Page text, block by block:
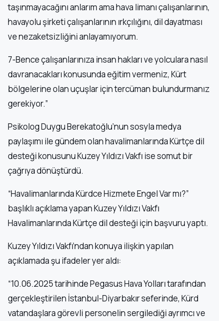
taşınmayacağını anlarım ama hava limanı çalışanlarının,
havayolu şirketi çalışanlarının ırkçılığını, dil dayatması
ve nezaketsizliğini anlayamıyorum.
7-Bence çalışanlarınıza insan hakları ve yolculara nasıl
davranacakları konusunda eğitim vermeniz, Kürt
bölgelerine olan uçuşlar için tercüman bulundurmanız
gerekiyor.”
Psikolog Duygu Berekatoğlu’nun sosyla medya
paylaşımı ile gündem olan havalimanlarında Kürtçe dil
desteği konusunu Kuzey Yıldızı Vakfı ise somut bir
çağrıya dönüştürdü.
“Havalimanlarında Kürdce Hizmete Engel Var mı?”
başlıklı açıklama yapan Kuzey Yıldızı Vakfı
Havalimanlarında Kürtçe dil desteği için başvuru yaptı.
Kuzey Yıldızı Vakfı’ndan konuya ilişkin yapılan
açıklamada şu ifadeler yer aldı:
“10.06.2025 tarihinde Pegasus Hava Yolları tarafından
gerçekleştirilen İstanbul-Diyarbakır seferinde, Kürd
vatandaşlara görevli personelin sergilediği ayrımcı ve